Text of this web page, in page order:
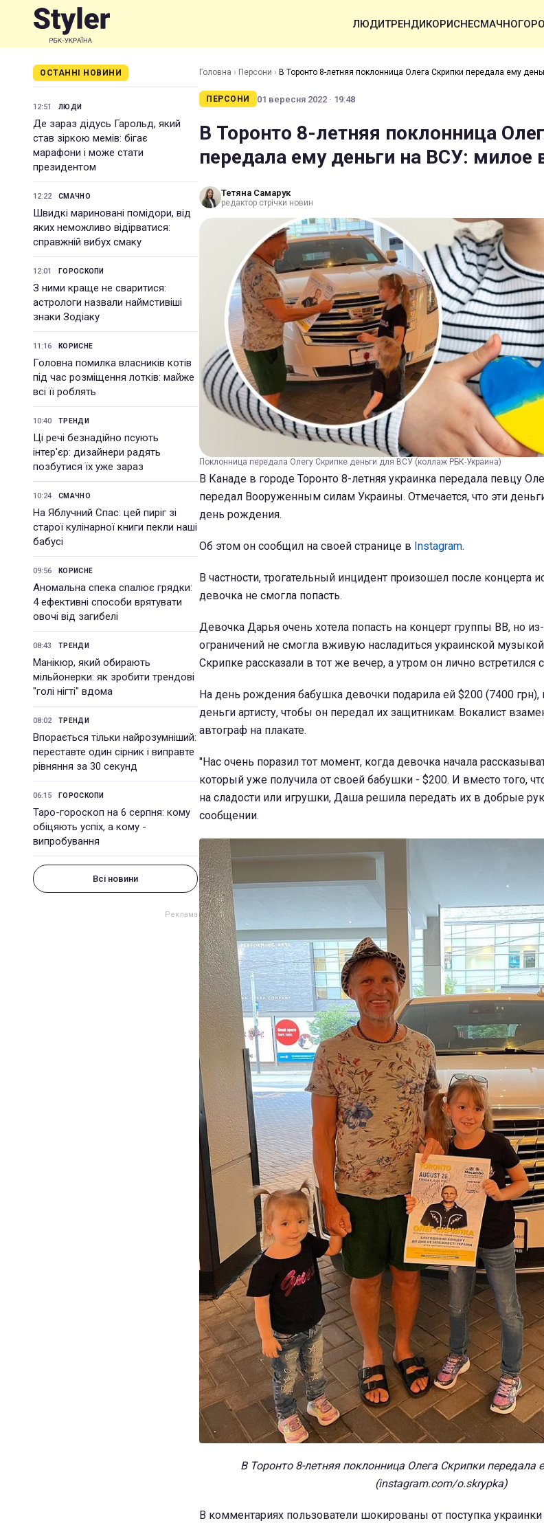
ЛЮДИТРЕНДИКОРИСНЕСМАЧНО
ОСТАННІ НОВИНИ
12:51 ЛЮДИ
Де зараз дідусь Гарольд, який
став зіркою мемів: бігає
марафони і може стати
президентом
12:22 СМАЧНО
Швидкі мариновані помідори, від
яких неможливо відірватися:
справжній вибух смаку
12:01 ГОРОСКОПИ
З ними краще не сваритися:
астрологи назвали наймстивіші
знаки Зодіаку
11:16 КОРИСНЕ
Головна помилка власників котів
під час розміщення лотків: майже
всі її роблять
10:40 ТРЕНДИ
Ці речі безнадійно псують
інтер'єр: дизайнери радять
позбутися їх уже зараз
10:24 СМАЧНО
На Яблучний Спас: цей пиріг зі
старої кулінарної книги пекли наші
бабусі
09:56 КОРИСНЕ
Аномальна спека спалює грядки:
4 ефективні способи врятувати
овочі від загибелі
08:43 ТРЕНДИ
Манікюр, який обирають
мільйонерки: як зробити трендові
"голі нігті" вдома
08:02 ТРЕНДИ
Впорається тільки найрозумніший:
переставте один сірник і виправте
рівняння за 30 секунд
06:15 ГОРОСКОПИ
Таро-гороскоп на 6 серпня: кому
обіцяють успіх, а кому -
випробування
Всі новини
Головна › Персони › В Торонто 8-летняя поклонница Олега Скрипки передала ему
ПЕРСОНИ 01 вересня 2022 · 19:48
В Торонто 8-летняя поклонница
передала ему деньги на ВСУ: милое
Тетяна Самарук
редактор стрічки новин
Поклонница передала Олегу Скрипке деньги для ВСУ (коллаж РБК-Украина)
В Канаде в городе Торонто 8-летняя украинка передала певцу
передал Вооруженным силам Украины. Отмечается, что эти
день рождения.
Об этом он сообщил на своей странице в Instagram.
В частности, трогательный инцидент произошел после концерта
девочка не смогла попасть.
Девочка Дарья очень хотела попасть на концерт группы ВВ, но
ограничений не смогла вживую насладиться украинской
Скрипке рассказали в тот же вечер, а утром он лично встретился
На день рождения бабушка девочки подарила ей $200 (7400 грн),
деньги артисту, чтобы он передал их защитникам. Вокалист
автограф на плакате.
"Нас очень поразил тот момент, когда девочка начала
который уже получила от своей бабушки - $200. И вместо того,
на сладости или игрушки, Даша решила передать их в добрые
сообщении.
В Торонто 8-летняя поклонница Олега Скрипки передала
(instagram.com/o.skrypka)
В комментариях пользователи шокированы от поступка